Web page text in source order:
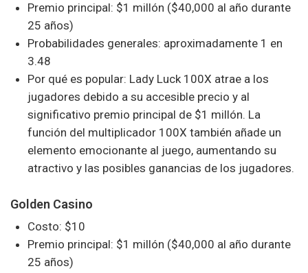
Premio principal: $1 millón ($40,000 al año durante
25 años)
Probabilidades generales: aproximadamente 1 en
3.48
Por qué es popular: Lady Luck 100X atrae a los
jugadores debido a su accesible precio y al
significativo premio principal de $1 millón. La
función del multiplicador 100X también añade un
elemento emocionante al juego, aumentando su
atractivo y las posibles ganancias de los jugadores.
Golden Casino
Costo: $10
Premio principal: $1 millón ($40,000 al año durante
25 años)